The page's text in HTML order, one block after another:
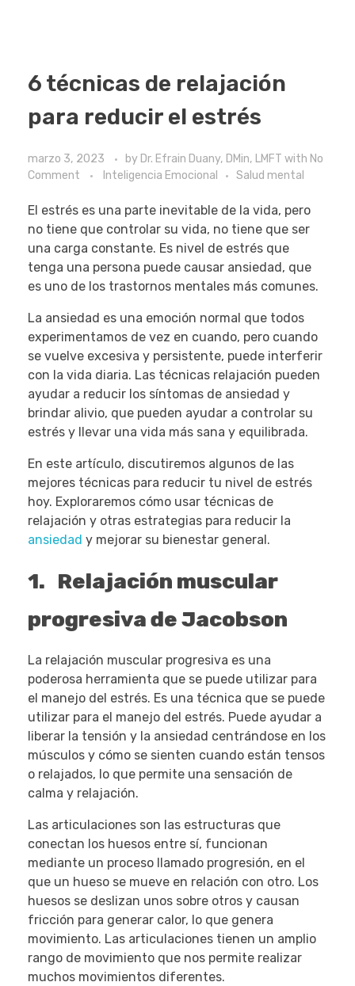
6 técnicas de relajación
para reducir el estrés
marzo 3, 2023 by Dr. Efrain Duany, DMin, LMFT with No
Comment
Inteligencia Emocional Salud mental
El estrés es una parte inevitable de la vida, pero
no tiene que controlar su vida, no tiene que ser
una carga constante. Es nivel de estrés que
tenga una persona puede causar ansiedad, que
es uno de los trastornos mentales más comunes.
La ansiedad es una emoción normal que todos
experimentamos de vez en cuando, pero cuando
se vuelve excesiva y persistente, puede interferir
con la vida diaria. Las técnicas relajación pueden
ayudar a reducir los síntomas de ansiedad y
brindar alivio, que pueden ayudar a controlar su
estrés y llevar una vida más sana y equilibrada.
En este artículo, discutiremos algunos de las
mejores técnicas para reducir tu nivel de estrés
hoy. Exploraremos cómo usar técnicas de
relajación y otras estrategias para reducir la
ansiedad y mejorar su bienestar general.
1. Relajación muscular
progresiva de Jacobson
La relajación muscular progresiva es una
poderosa herramienta que se puede utilizar para
el manejo del estrés. Es una técnica que se puede
utilizar para el manejo del estrés. Puede ayudar a
liberar la tensión y la ansiedad centrándose en los
músculos y cómo se sienten cuando están tensos
o relajados, lo que permite una sensación de
calma y relajación.
Las articulaciones son las estructuras que
conectan los huesos entre sí, funcionan
mediante un proceso llamado progresión, en el
que un hueso se mueve en relación con otro. Los
huesos se deslizan unos sobre otros y causan
fricción para generar calor, lo que genera
movimiento. Las articulaciones tienen un amplio
rango de movimiento que nos permite realizar
muchos movimientos diferentes.